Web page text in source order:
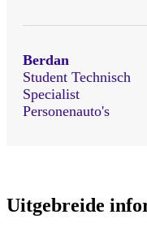
Berdan
Student Technisch
Specialist
Personenauto's
Uitgebreide